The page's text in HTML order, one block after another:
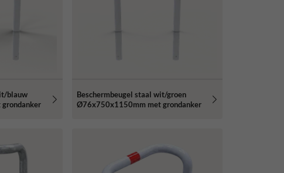
blauw
Beschermbeugel staal wit/groen
Ø76x750x1150mm met grondanker